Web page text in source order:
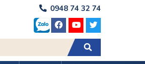
0948 74 32 74